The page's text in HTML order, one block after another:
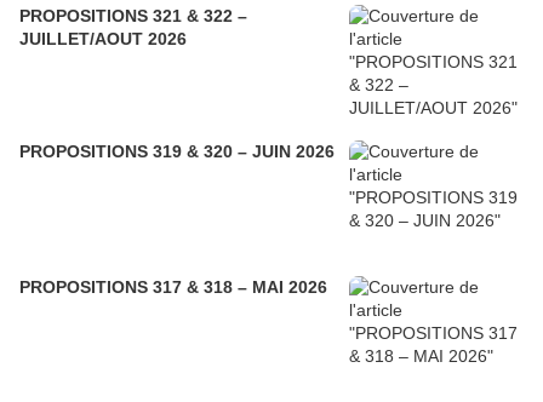
PROPOSITIONS 321 & 322 –
JUILLET/AOUT 2026
PROPOSITIONS 319 & 320 – JUIN 2026
PROPOSITIONS 317 & 318 – MAI 2026